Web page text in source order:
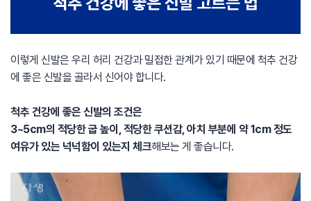
이렇게 신발은 우리 허리 건강과 밀접한 관계가 있기 때문에 척추 건강
에 좋은 신발을 골라서 신어야 합니다.
척추 건강에 좋은 신발의 조건은
3~5cm의 적당한 굽 높이, 적당한 쿠션감, 아치 부분에 약 1cm 정도
여유가 있는 넉넉함이 있는지 체크해보는 게 좋습니다.